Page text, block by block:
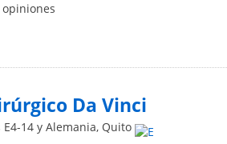
opiniones
Da Vinci
E4-14 y Alemania, Quito